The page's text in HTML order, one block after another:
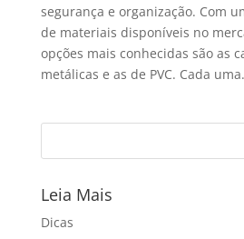
segurança e organização. Com
de materiais disponíveis no
opções mais conhecidas são as
metálicas e as de PVC. Cada
Leia Mais
Dicas